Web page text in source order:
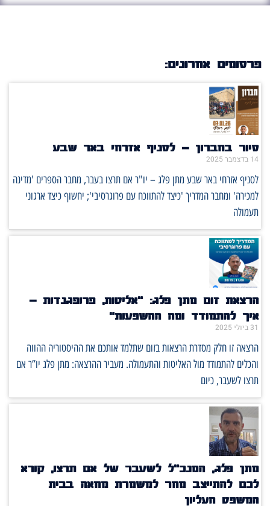
פרסומים אחרונים:
סיור בחברון – לסניף אזרחי באר שבע
14 בדצמבר 2025
לסניף אזרחי באר שבע מתן פלג – יו"ר אם תרצו בעבר, מחבר הספרים 'מדינה
למכירה' ומחבר המדריך 'כיצד להתווכח עם פרוגרסיבי'; יחשוף כיצד ארגוני
תעמולה
הרצאת זום מתן פלג: "אליטות, פרופגנדות –
איך להתמודד ומה ההשפעות"
31 ביולי 2025
הרצאה זו חלק מסדרת הרצאות בזום שתלמד אותכם את ההיסטוריה ההווה
והכלים להתמודד מול האליטות והתעמולה. מעביר ההרצאה: מתן פלג יו”ר אם
תרצו לשעבר, כיום
מתן פלג, המנכ”ל לשעבר של אם תרצו, קורא
לכם להתייצב מחר למשמרת מחאה בבית
המשפט העליון